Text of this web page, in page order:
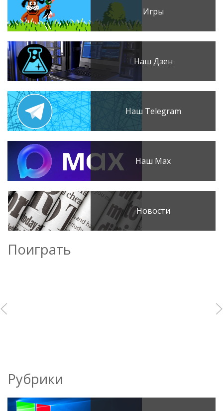
Игры
Наш Дзен
Наш Telegram
Наш Max
Новости
Поиграть
Рубрики